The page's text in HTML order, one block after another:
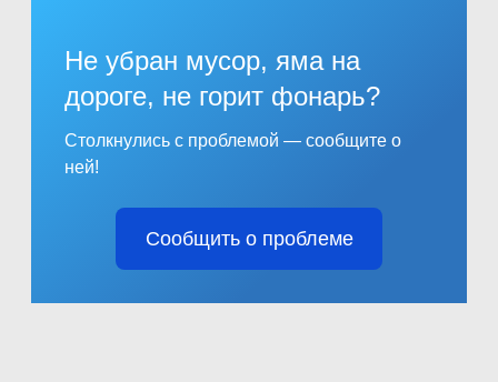
Не убран мусор, яма на
дороге, не горит фонарь?
Столкнулись с проблемой — сообщите о
ней!
Сообщить о проблеме